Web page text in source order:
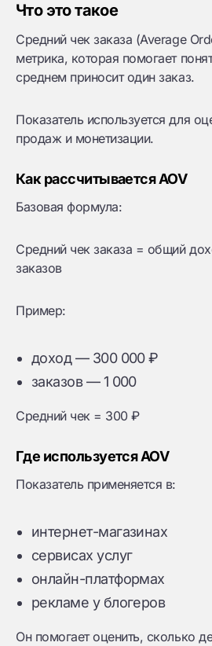
Что это такое
Средний чек заказа (Average
метрика, которая помогает
среднем приносит один заказ.
Показатель используется для
продаж и монетизации.
Как рассчитывается AOV
Базовая формула:
Средний чек заказа = общий
заказов
Пример:
доход — 300 000 ₽
заказов — 1 000
Средний чек = 300 ₽
Где используется AOV
Показатель применяется в:
интернет-магазинах
сервисах услуг
онлайн-платформах
рекламе у блогеров
Он помогает оценить, сколько